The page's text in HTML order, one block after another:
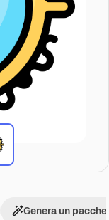
Genera un